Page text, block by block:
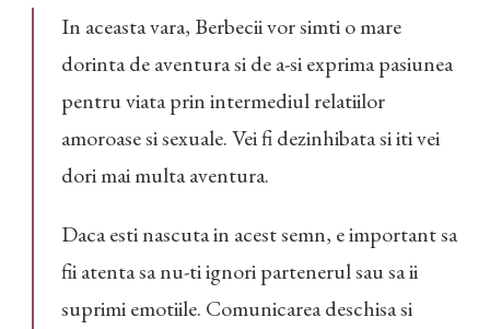
In aceasta vara, Berbecii vor simti o mare
dorinta de aventura si de a-si exprima pasiunea
pentru viata prin intermediul relatiilor
amoroase si sexuale. Vei fi dezinhibata si iti vei
dori mai multa aventura.
Daca esti nascuta in acest semn, e important sa
fii atenta sa nu-ti ignori partenerul sau sa ii
suprimi emotiile. Comunicarea deschisa si